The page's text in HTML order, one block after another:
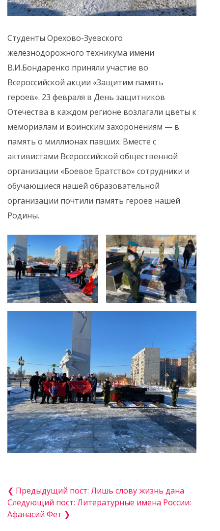
Студенты Орехово-Зуевского
железнодорожного техникума имени
В.И.Бондаренко приняли участие во
Всероссийской акции «Защитим память
героев». 23 февраля в День защитников
Отечества в каждом регионе возлагали цветы к
мемориалам и воинским захоронениям — в
память о миллионах павших. Вместе с
активистами Всероссийской общественной
организации «Боевое Братство» сотрудники и
обучающиеся нашей образовательной
организации почтили память героев нашей
Родины.
❮ Предыдущий пост: Лишь слову жизнь дана
Следующий пост: Литературные имена России:
Афанасий Фет ❯